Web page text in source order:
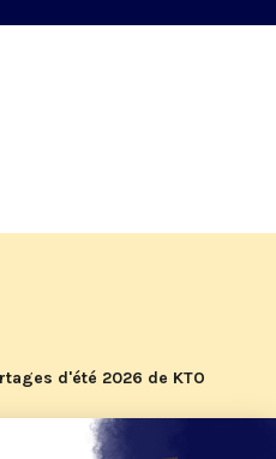
d'été 2026 de KTO